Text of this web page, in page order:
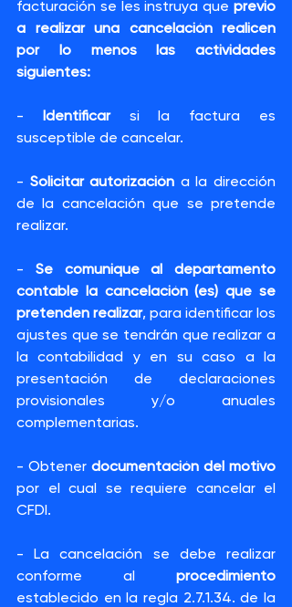
facturación se les instruya que previo
a realizar una cancelación realicen
por lo menos las actividades
siguientes:
- Identificar si la factura es
susceptible de cancelar.
- Solicitar autorización a la dirección
de la cancelación que se pretende
realizar.
- Se comunique al departamento
contable la cancelación (es) que se
pretenden realizar, para identificar los
ajustes que se tendrán que realizar a
la contabilidad y en su caso a la
presentación de declaraciones
provisionales y/o anuales
complementarias.
- Obtener
por el cual se requiere cancelar el
CFDI.
- La cancelación se debe realizar
conforme al
establecido en la regla 2.7.1.34. de la